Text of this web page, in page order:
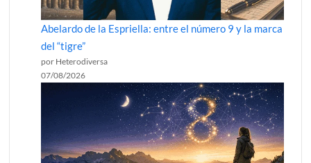
Abelardo de la Espriella: entre el número 9 y la marca
del “tigre”
por Heterodiversa
07/08/2026